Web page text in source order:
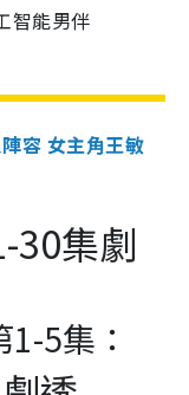
智能男伴
容 女主角王敏
30集劇
5集：